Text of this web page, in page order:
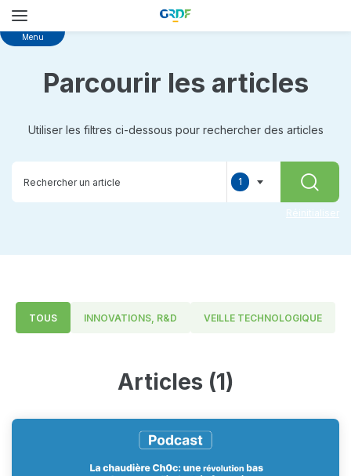
Skip
Menu
Parcourir les articles
Utiliser les filtres ci-dessous pour rechercher des articles
1
Réinitialiser
TOUS INNOVATIONS, R&D VEILLE TECHNOLOGIQUE
Articles (1)